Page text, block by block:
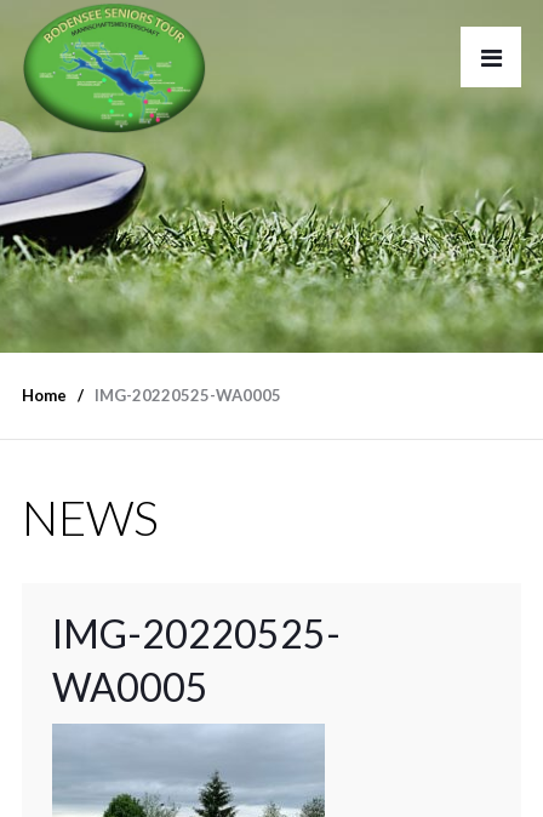
Home IMG-20220525-WA0005
NEWS
IMG-20220525-
WA0005